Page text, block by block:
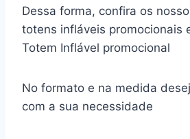
Dessa forma, confira os
totens infláveis promocionais
Totem Inflável promocional
No formato e na medida
com a sua necessidade